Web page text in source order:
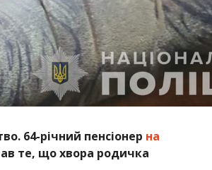
64-річний пенсіонер на
те, що хвора родичка